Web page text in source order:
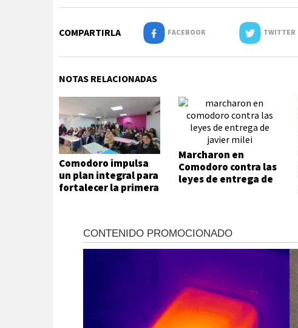
COMPARTIRLA FACEBOOK TWITTER
NOTAS RELACIONADAS
Comodoro impulsa
un plan integral para
fortalecer la primera
Marcharon en
Comodoro contra las
leyes de entrega de